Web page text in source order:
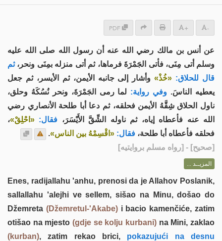
PDF + -
عن أنس بن مالك رضي الله عنه أن رسول الله صلى الله عليه
وسلم أتى مِنَى، فأتى الجَمْرَةَ فرماها، ثم أتى منزله بمِنَى ونحر، ثم
قال للحلاق: «خُذْ»وأشار إلى جانبه الأيمن، ثم الأيسر، ثم جعل
يعطيه الناسَ. وفي رواية: لما رمى الجَمْرَةَ، ونحر نُسُكَهُ وحلق،
ناول الحلاق شِقَّهُ الأيمن فحلقه، ثم دعا أبا طلحة الأنصاري رضي
الله عنه فأعطاه إياه، ثم ناوله الشِّقَّ الأَيْسَرَ، فقال: «احْلِقْ»،
فحلقه فأعطاه أبا طلحة، فقال: «اقْسِمْهُ بين الناس».
[صحيح] - [رواه مسلم بروايتيه]
المزيــد ...
Enes, radijallahu 'anhu, prenosi da je Allahov Poslanik,
sallallahu 'alejhi ve sellem, sišao na Minu, došao do
Džemreta (Džemretul-'Akabe)i bacio kamenčiće, zatim
otišao na mjesto (gdje se kolju kurbani) na Mini, zaklao
(kurban), zatim rekao brici, pokazujući na desnu